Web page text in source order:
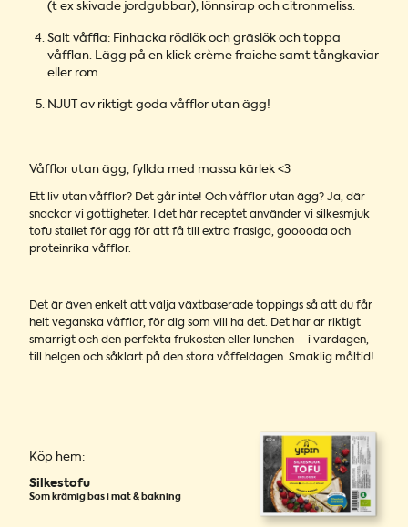
(t ex skivade jordgubbar), lönnsirap och citronmeliss.
Salt våffla: Finhacka rödlök och gräslök och toppa
våfflan. Lägg på en klick crème fraiche samt tångkaviar
eller rom.
NJUT av riktigt goda våfflor utan ägg!
Våfflor utan ägg, fyllda med massa kärlek <3
Ett liv utan våfflor? Det går inte! Och våfflor utan ägg? Ja, där
snackar vi gottigheter. I det här receptet använder vi silkesmjuk
tofu stället för ägg för att få till extra frasiga, gooooda och
proteinrika våfflor.
Det är även enkelt att välja växtbaserade toppings så att du får
helt veganska våfflor, för dig som vill ha det. Det här är riktigt
smarrigt och den perfekta frukosten eller lunchen – i vardagen,
till helgen och såklart på den stora våffeldagen. Smaklig måltid!
Köp hem:
Silkestofu
Som krämig bas i mat & bakning